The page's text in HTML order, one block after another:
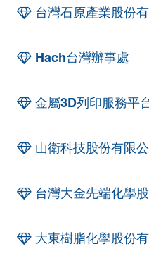
台灣石原產業股份
Hach台灣辦事處
金屬3D列印服務平
山衛科技股份有限
台灣大金先端化學
大東樹脂化學股份